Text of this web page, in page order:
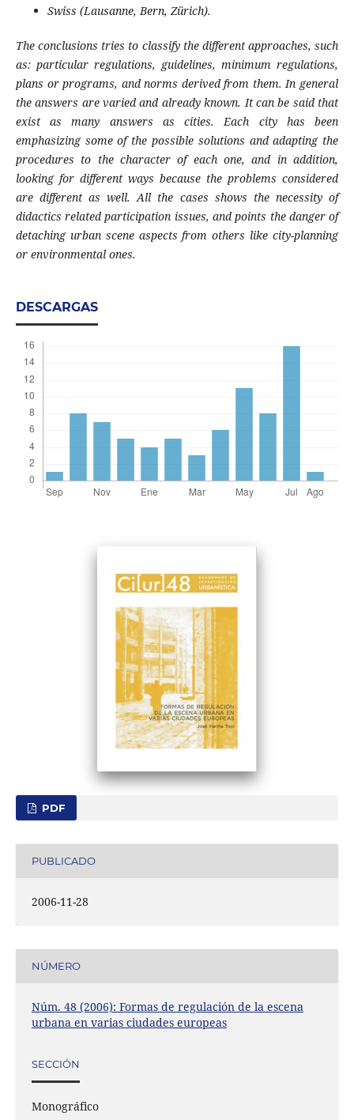
Swiss (Lausanne, Bern, Zürich).
The conclusions tries to classify the different approaches, such
as: particular regulations, guidelines, minimum regulations,
plans or programs, and norms derived from them. In general
the answers are varied and already known. It can be said that
exist as many answers as cities. Each city has been
emphasizing some of the possible solutions and adapting the
procedures to the character of each one, and in addition,
looking for different ways because the problems considered
are different as well. All the cases shows the necessity of
didactics related participation issues, and points the danger of
detaching urban scene aspects from others like city-planning
or environmental ones.
DESCARGAS
PDF
PUBLICADO
2006-11-28
NÚMERO
Núm. 48 (2006): Formas de regulación de la escena
urbana en varias ciudades europeas
SECCIÓN
Monográfico